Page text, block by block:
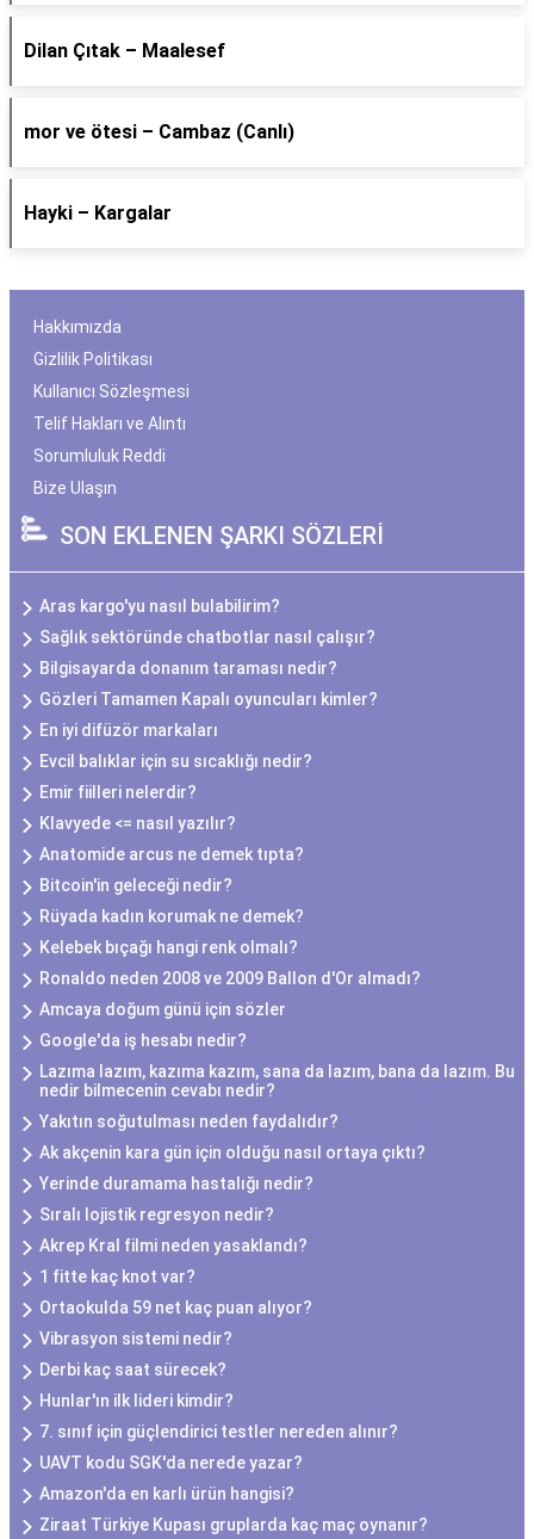
Dilan Çıtak – Maalesef
​mor ve ötesi – Cambaz (Canlı)
Hayki – Kargalar
Hakkımızda
Gizlilik Politikası
Kullanıcı Sözleşmesi
Telif Hakları ve Alıntı
Sorumluluk Reddi
Bize Ulaşın
SON EKLENEN ŞARKI SÖZLERİ
Aras kargo'yu nasıl bulabilirim?
Sağlık sektöründe chatbotlar nasıl çalışır?
Bilgisayarda donanım taraması nedir?
Gözleri Tamamen Kapalı oyuncuları kimler?
En iyi difüzör markaları
Evcil balıklar için su sıcaklığı nedir?
Emir fiilleri nelerdir?
Klavyede <= nasıl yazılır?
Anatomide arcus ne demek tıpta?
Bitcoin'in geleceği nedir?
Rüyada kadın korumak ne demek?
Kelebek bıçağı hangi renk olmalı?
Ronaldo neden 2008 ve 2009 Ballon d'Or almadı?
Amcaya doğum günü için sözler
Google'da iş hesabı nedir?
Lazıma lazım, kazıma kazım, sana da lazım, bana da lazım. Bu
nedir bilmecenin cevabı nedir?
Yakıtın soğutulması neden faydalıdır?
Ak akçenin kara gün için olduğu nasıl ortaya çıktı?
Yerinde duramama hastalığı nedir?
Sıralı lojistik regresyon nedir?
Akrep Kral filmi neden yasaklandı?
1 fitte kaç knot var?
Ortaokulda 59 net kaç puan alıyor?
Vibrasyon sistemi nedir?
Derbi kaç saat sürecek?
Hunlar'ın ilk lideri kimdir?
7. sınıf için güçlendirici testler nereden alınır?
UAVT kodu SGK'da nerede yazar?
Amazon'da en karlı ürün hangisi?
Ziraat Türkiye Kupası gruplarda kaç maç oynanır?